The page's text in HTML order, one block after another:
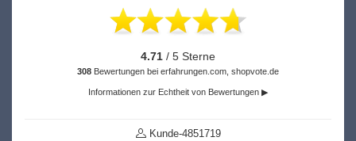
4.71 / 5 Sterne
308 Bewertungen bei erfahrungen.com, shopvote.de
Informationen zur Echtheit von Bewertungen ▶
Kunde-4851719